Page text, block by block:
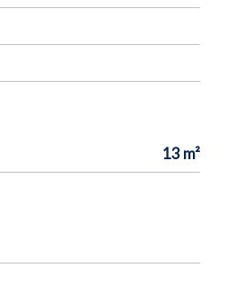
13 m²